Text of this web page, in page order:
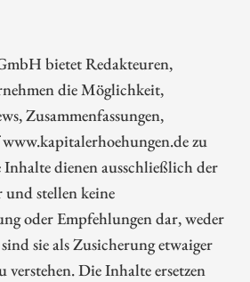
bietet Redakteuren,
die Möglichkeit,
Zusammenfassungen,
zu
dienen ausschließlich der
stellen keine
oder Empfehlungen dar, weder
sie als Zusicherung etwaiger
Die Inhalte ersetzen